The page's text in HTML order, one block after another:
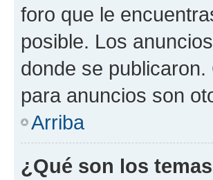
foro que le
posible. Los
donde se
para anuncios son
Arriba
¿Qué son los